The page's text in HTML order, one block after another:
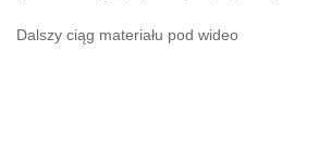
Dalszy ciąg materiału pod wideo